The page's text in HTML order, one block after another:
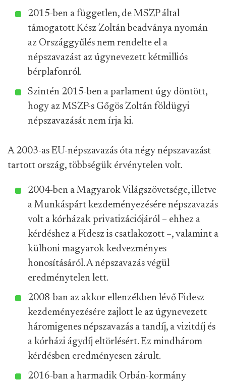
2015-ben a független, de MSZP által
támogatott Kész Zoltán beadványa nyomán
az Országgyűlés nem rendelte el a
népszavazást az úgynevezett kétmilliós
bérplafonról.
Szintén 2015-ben a parlament úgy döntött,
hogy az MSZP-s Gőgös Zoltán földügyi
népszavazását nem írja ki.
A 2003-as EU-népszavazás óta négy népszavazást
tartott ország, többségük érvénytelen volt.
2004-ben a Magyarok Világszövetsége, illetve
a Munkáspárt kezdeményezésére népszavazás
volt a kórházak privatizációjáról – ehhez a
kérdéshez a Fidesz is csatlakozott –, valamint a
külhoni magyarok kedvezményes
honosításáról. A népszavazás végül
eredménytelen lett.
2008-ban az akkor ellenzékben lévő Fidesz
kezdeményezésére zajlott le az úgynevezett
háromigenes népszavazás a tandíj, a vizitdíj és
a kórházi ágydíj eltörlésért. Ez mindhárom
kérdésben eredményesen zárult.
2016-ban a harmadik Orbán-kormány